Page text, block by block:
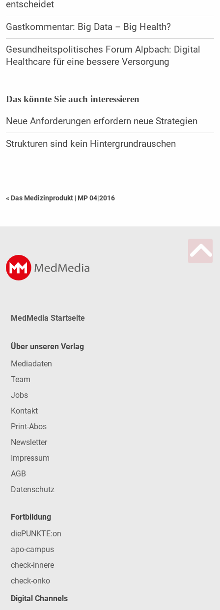
entscheidet
Gastkommentar: Big Data – Big Health?
Gesundheitspolitisches Forum Alpbach: Digital
Healthcare für eine bessere Versorgung
Das könnte Sie auch interessieren
Neue Anforderungen erfordern neue Strategien
Strukturen sind kein Hintergrundrauschen
« Das Medizinprodukt | MP 04|2016
MedMedia Startseite
Über unseren Verlag
Mediadaten
Team
Jobs
Kontakt
Print-Abos
Newsletter
Impressum
AGB
Datenschutz
Fortbildung
diePUNKTE:on
apo-campus
check-innere
check-onko
Digital Channels